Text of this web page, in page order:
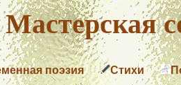
Мастерская
поэзия Стихи